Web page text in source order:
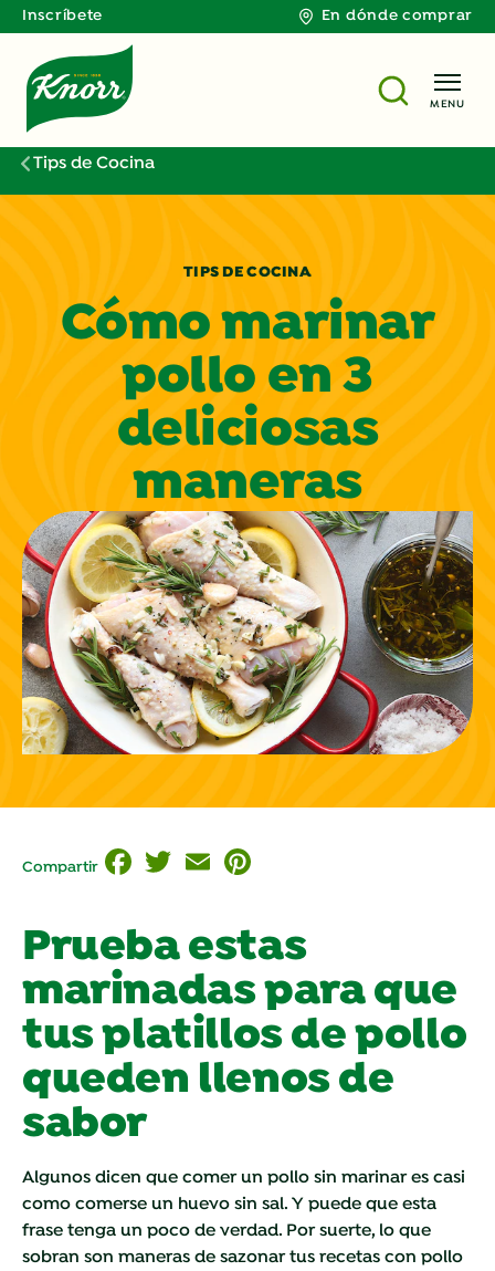
Inscríbete En dónde comprar
MENU
Tips de Cocina
TIPS DE COCINA
Cómo marinar
pollo en 3
deliciosas
maneras
Compartir
Facebook
TwitterEmail
Prueba estas
marinadas para que
tus platillos de pollo
queden llenos de
sabor
Algunos dicen que comer un pollo sin marinar es casi
como comerse un huevo sin sal. Y puede que esta
frase tenga un poco de verdad. Por suerte, lo que
sobran son maneras de sazonar tus recetas con pollo